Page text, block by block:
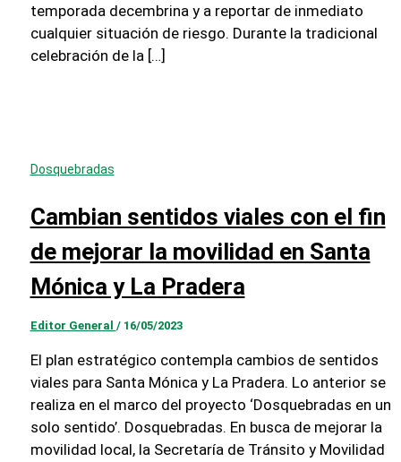
temporada decembrina y a reportar de inmediato
cualquier situación de riesgo. Durante la tradicional
celebración de la […]
Dosquebradas
Cambian sentidos viales con el fin
de mejorar la movilidad en Santa
Mónica y La Pradera
Editor General / 16/05/2023
El plan estratégico contempla cambios de sentidos
viales para Santa Mónica y La Pradera. Lo anterior se
realiza en el marco del proyecto ‘Dosquebradas en un
solo sentido’. Dosquebradas. En busca de mejorar la
movilidad local, la Secretaría de Tránsito y Movilidad